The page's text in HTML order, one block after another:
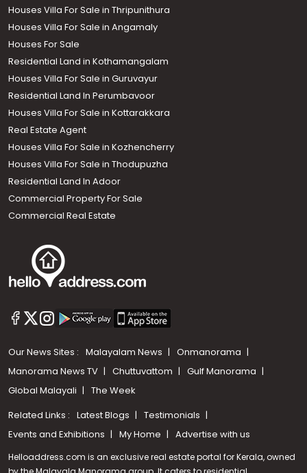
Houses Villa For Sale in Thripunithura
Houses Villa For Sale in Angamaly
Houses For Sale
Residential Land in Kothamangalam
Houses Villa For Sale in Guruvayur
Residential Land In Perumbavoor
Houses Villa For Sale in Kottarakkara
Real Estate Agent
Houses Villa For Sale in Kozhencherry
Houses Villa For Sale in Thodupuzha
Residential Land In Adoor
Commercial Property For Sale
Commercial Real Estate
Our News Sites : Malayalam News
Onmanorama
Manorama News TV
Chuttuvattom
Gulf Manorama
Global Malayali
The Week
Related Links : Latest Blogs
Testimonials
Events and Exhibitions
My Home Advertise with us
Helloaddress.com is an exclusive real estate portal for Kerala, owned